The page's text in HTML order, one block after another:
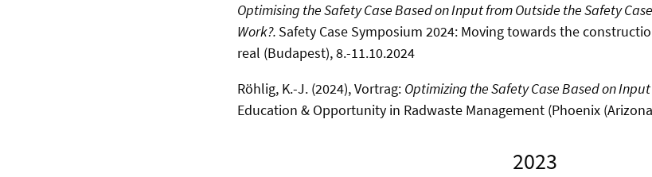
Optimising the Safety Case Based on Input from Outside the Safety
Work?. Safety Case Symposium 2024: Moving towards the
real (Budapest), 8.-11.10.2024
Röhlig, K.-J. (2024), Vortrag: Optimizing the Safety Case Based on
Education & Opportunity in Radwaste Management (Phoenix
2023